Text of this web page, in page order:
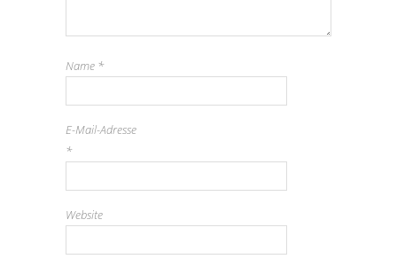
Name *
E-Mail-Adresse
*
Website